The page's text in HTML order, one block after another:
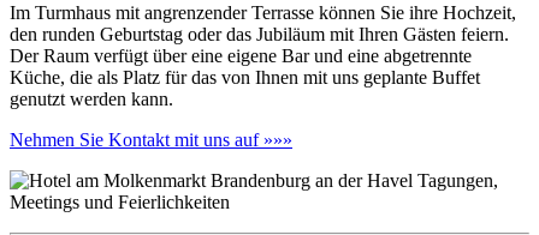
Im Turmhaus mit angrenzender Terrasse können Sie ihre Hochzeit,
den runden Geburtstag oder das Jubiläum mit Ihren Gästen feiern.
Der Raum verfügt über eine eigene Bar und eine abgetrennte
Küche, die als Platz für das von Ihnen mit uns geplante Buffet
genutzt werden kann.
Nehmen Sie Kontakt mit uns auf »»»